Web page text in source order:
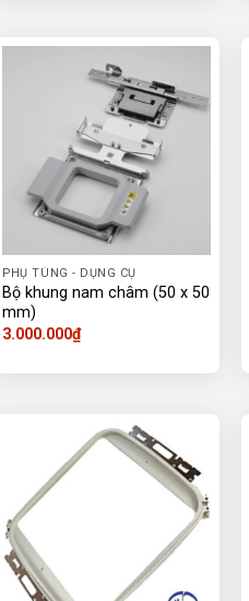
PHỤ TÙNG - DỤNG CỤ
Bộ khung nam châm (50 x 50
mm)
3.000.000₫